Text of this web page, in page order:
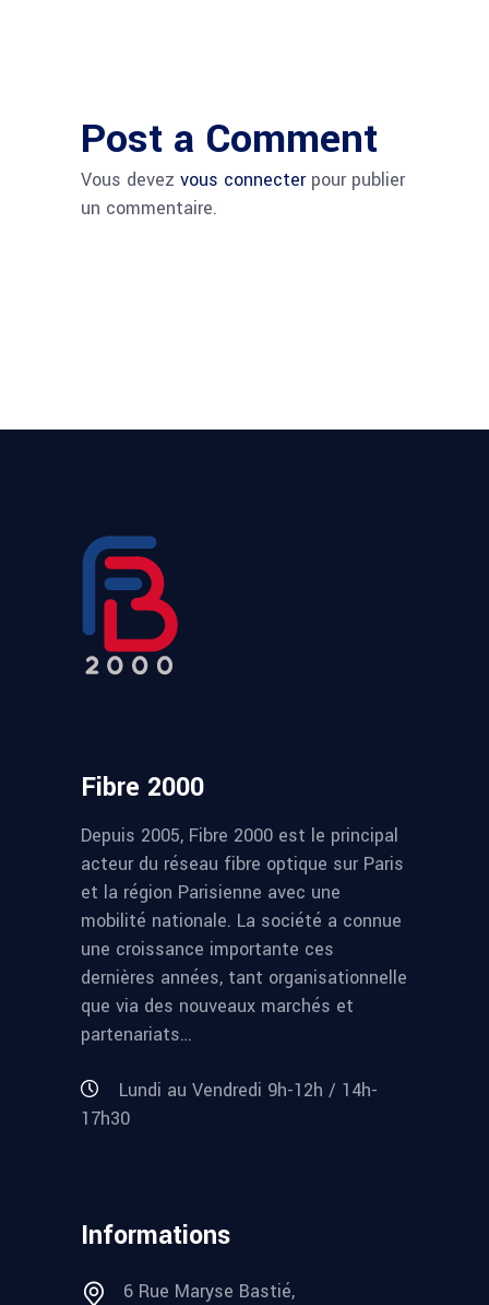
Post a Comment
Vous devez vous connecterpour publier
un commentaire.
Fibre 2000
Depuis 2005, Fibre 2000 est le principal
acteur du réseau fibre optique sur Paris
et la région Parisienne avec une
mobilité nationale. La société a connue
une croissance importante ces
dernières années, tant organisationnelle
que via des nouveaux marchés et
partenariats…
Lundi au Vendredi 9h-12h / 14h-
17h30
Informations
6 Rue Maryse Bastié,